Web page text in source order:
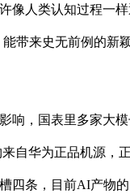
人类认知过程一
带来史无前例的新
响，国表里多家大
自华为正品机源，
四条，目前AI产物